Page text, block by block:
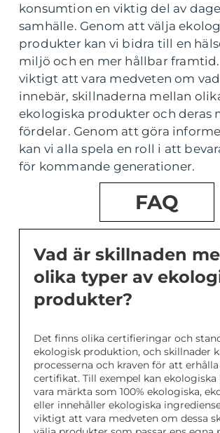
konsumtion en viktig del av
samhälle. Genom att välja
produkter kan vi bidra till en
miljö och en mer hållbar
viktigt att vara medveten om
innebär, skillnaderna mellan
ekologiska produkter och deras
fördelar. Genom att göra
kan vi alla spela en roll i att
för kommande generationer.
FAQ
Vad är skillnaden
olika typer av
produkter?
Det finns olika certifieringar och
ekologisk produktion, och skillnader
processerna och kraven för att erhålla
certifikat. Till exempel kan ekologiska
vara märkta som 100% ekologiska,
eller innehåller ekologiska
viktigt att vara medveten om dessa